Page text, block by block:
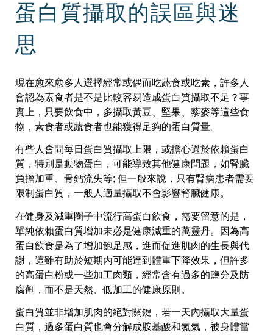
蛋白質攝取的誤區與迷
思
現在愈來愈多人選擇經常或偶而吃蔬食或吃素，許多人
會認為素食者是不是比較容易造成蛋白質攝取不足？事
實上，只要飲食中，多攝取黃豆、堅果、藜麥等這些食
物，素食者或蔬食者也能獲得足夠的蛋白質量。
有些人會問每日蛋白質攝取上限，或擔心過於依賴蛋白
質，特別是動物蛋白，可能導致其他健康問題，如腎臟
負擔加重、骨鈣流失等; 但一般來說，只有腎病患者需要
限制蛋白質，一般人適量攝取不會影響腎臟健康。
在健身及減重圈子中流行高蛋白飲食，需要留意的是，
單純依賴蛋白質增加未必是健康減重的萬靈丹。因為高
蛋白飲食是為了增加飽足感，進而促進肌肉的生長與代
謝，這雖有助於短期內可能達到體重下降效果，但許多
的高蛋白粉或一些加工肉類，經常含有過多的鹽分及防
腐劑，而不是天然、低加工的健康原則。
蛋白質並非增加肌肉的絕對關鍵，若一天內攝取大量蛋
白質，過多蛋白質也會分解成胺基酸和氮氣，被身體當